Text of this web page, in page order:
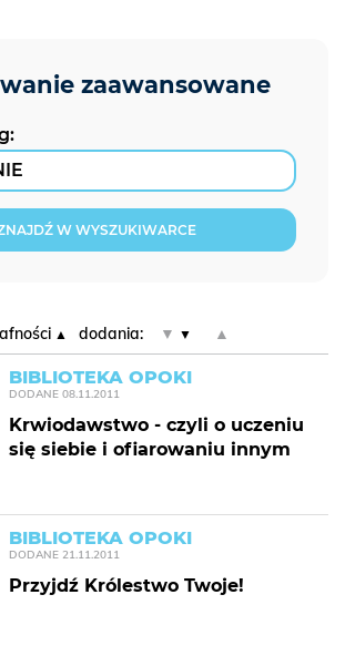
W WYSZUKIWARCE
dodania: ▼ ▲
BIBLIOTEKA OPOKI
DODANE 08.11.2011
Krwiodawstwo - czyli o uczeniu
się siebie i ofiarowaniu innym
BIBLIOTEKA OPOKI
DODANE 21.11.2011
Przyjdź Królestwo Twoje!